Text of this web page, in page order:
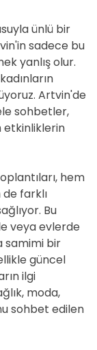
ünlü bir
sadece bu
yanlış olur.
Artvin'de
sohbetler,
etkinliklerin
hem
farklı
Bu
veya evlerde
samimi bir
güncel
ilgi
moda,
sohbet edilen